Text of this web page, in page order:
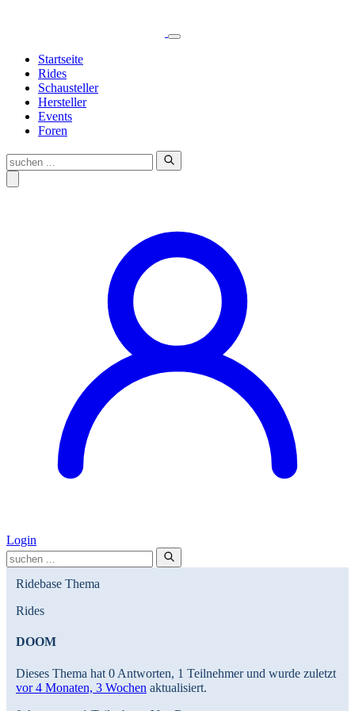
Startseite
Rides
Schausteller
Hersteller
Events
Foren
Login
Ridebase Thema
Rides
DOOM
Dieses Thema hat 0 Antworten, 1 Teilnehmer und wurde zuletzt
vor 4 Monaten, 3 Wochen aktualisiert.